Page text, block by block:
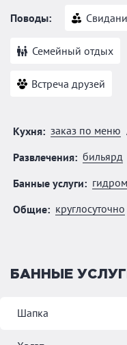
Поводы:
Семейный отдых
Встреча друзей
Кухня: заказ по меню
Развлечения: бильярд
Банные услуги:
Общие: круглосуточно
БАННЫЕ
Шапка